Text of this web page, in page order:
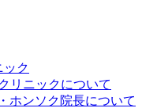
ック
リニックについて
ホンソク院長について